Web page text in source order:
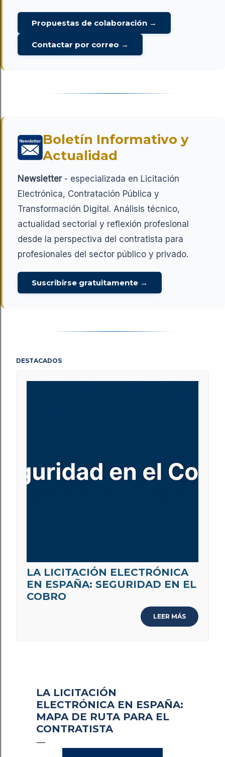
Propuestas de colaboración →
Contactar por correo →
Boletín Informativo y
Actualidad
Newsletter- especializada en Licitación
Electrónica, Contratación Pública y
Transformación Digital. Análisis técnico,
actualidad sectorial y reflexión profesional
desde la perspectiva del contratista para
profesionales del sector público y privado.
Suscribirse gratuitamente →
DESTACADOS
LA LICITACIÓN ELECTRÓNICA
EN ESPAÑA: SEGURIDAD EN EL
COBRO
LEER MÁS
LA LICITACIÓN
ELECTRÓNICA EN ESPAÑA:
MAPA DE RUTA PARA EL
CONTRATISTA